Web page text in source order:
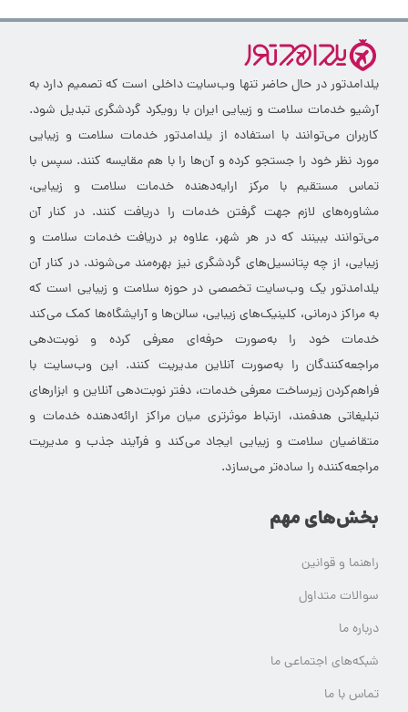
یلدامدتور در حال حاضر تنها وب‌سایت داخلی است که تصمیم دارد به
آرشیو خدمات سلامت و زیبایی ایران با رویکرد گردشگری تبدیل شود.
کاربران می‌توانند با استفاده از یلدامدتور خدمات سلامت و زیبایی
مورد نظر خود را جستجو کرده و آن‌ها را با هم مقایسه کنند. سپس با
تماس مستقیم با مرکز ارایه‌دهنده خدمات سلامت و زیبایی،
مشاوره‌های لازم جهت گرفتن خدمات را دریافت کنند. در کنار آن
می‌توانند ببینند که در هر شهر، علاوه بر دریافت خدمات سلامت و
زیبایی، از چه پتانسیل‌های گردشگری نیز بهره‌مند می‌شوند. در کنار آن
یلدامدتور یک وب‌سایت تخصصی در حوزه سلامت و زیبایی است که
به مراکز درمانی، کلینیک‌های زیبایی، سالن‌ها و آرایشگاه‌ها کمک می‌کند
خدمات خود را به‌صورت حرفه‌ای معرفی کرده و نوبت‌دهی
مراجعه‌کنندگان را به‌صورت آنلاین مدیریت کنند. این وب‌سایت با
فراهم‌کردن زیرساخت معرفی خدمات، دفتر نوبت‌دهی آنلاین و ابزارهای
تبلیغاتی هدفمند، ارتباط موثرتری میان مراکز ارائه‌دهنده خدمات و
متقاضیان سلامت و زیبایی ایجاد می‌کند و فرآیند جذب و مدیریت
مراجعه‌کننده را ساده‌تر می‌سازد.
بخش‌های مهم
راهنما و قوانین
سوالات متداول
درباره ما
شبکه‌های اجتماعی ما
تماس با ما